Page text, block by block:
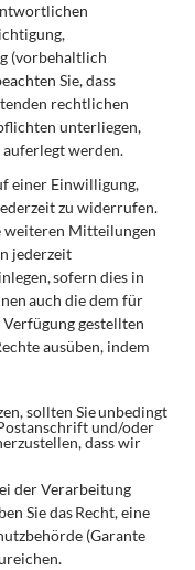
(vorbehaltlich
Sie, dass
rechtlichen
unterliegen,
werden.
einer Einwilligung,
zu widerrufen.
weiteren Mitteilungen
jederzeit
sofern dies in
auch diedem für
gestellten
ausüben, indem
sollten Sieunbedingt
und/oder
dass wir
derVerarbeitung
Siedas Recht, eine
(Garante